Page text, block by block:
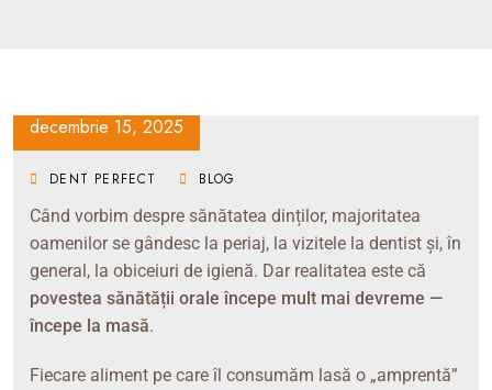
decembrie 15, 2025
DENT PERFECT BLOG
Când vorbim despre sănătatea dinților, majoritatea
oamenilor se gândesc la periaj, la vizitele la dentist și, în
general, la obiceiuri de igienă. Dar realitatea este că
povestea sănătății orale începe mult mai devreme —
începe la masă.
Fiecare aliment pe care îl consumăm lasă o „amprentă”